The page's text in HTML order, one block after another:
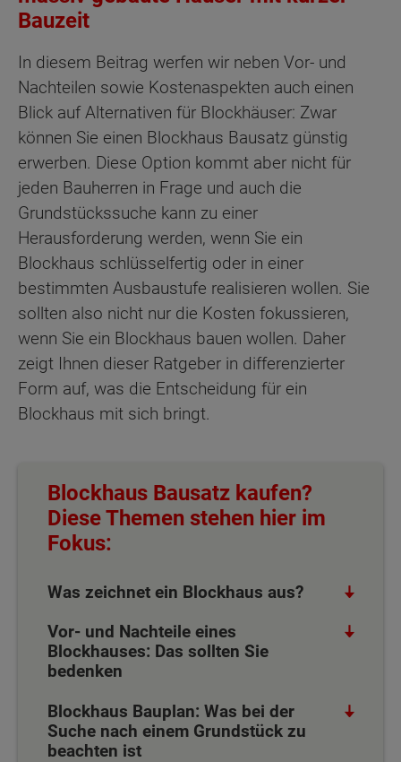
Bauzeit
In diesem Beitrag werfen wir neben Vor- und
Nachteilen sowie Kostenaspekten auch einen
Blick auf Alternativen für Blockhäuser: Zwar
können Sie einen Blockhaus Bausatz günstig
erwerben. Diese Option kommt aber nicht für
jeden Bauherren in Frage und auch die
Grundstückssuche kann zu einer
Herausforderung werden, wenn Sie ein
Blockhaus schlüsselfertig oder in einer
bestimmten Ausbaustufe realisieren wollen. Sie
sollten also nicht nur die Kosten fokussieren,
wenn Sie ein Blockhaus bauen wollen. Daher
zeigt Ihnen dieser Ratgeber in differenzierter
Form auf, was die Entscheidung für ein
Blockhaus mit sich bringt.
Blockhaus Bausatz kaufen?
Diese Themen stehen hier im
Fokus:
Was zeichnet ein Blockhaus aus?
Vor- und Nachteile eines
Blockhauses: Das sollten Sie
bedenken
Blockhaus Bauplan: Was bei der
Suche nach einem Grundstück zu
beachten ist